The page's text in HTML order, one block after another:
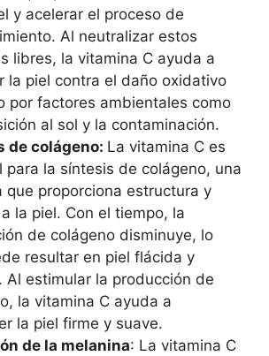
y acelerar el proceso de
Al neutralizar estos
libres, la vitamina C ayuda a
la piel contra el daño oxidativo
por factores ambientales como
al sol y la contaminación.
de colágeno: La vitamina C es
para la síntesis de colágeno, una
que proporciona estructura y
la piel. Con el tiempo, la
de colágeno disminuye, lo
resultar en piel flácida y
Al estimular la producción de
la vitamina C ayuda a
la piel firme y suave.
de la melanina: La vitamina C